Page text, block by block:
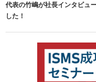
代表の竹嶋が社長インタビュ
した！